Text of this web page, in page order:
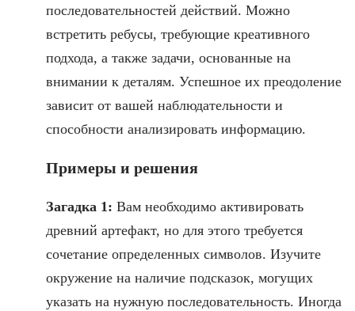
последовательностей действий. Можно
встретить ребусы, требующие креативного
подхода, а также задачи, основанные на
внимании к деталям. Успешное их преодоление
зависит от вашей наблюдательности и
способности анализировать информацию.
Примеры и решения
Загадка 1: Вам необходимо активировать
древний артефакт, но для этого требуется
сочетание определенных символов. Изучите
окружение на наличие подсказок, могущих
указать на нужную последовательность. Иногда